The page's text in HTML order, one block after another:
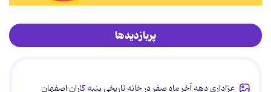
پربازدیدها
عزاداری دهه آخر ماه صفر در خانه تاریخی پنبه کاران اصفهان